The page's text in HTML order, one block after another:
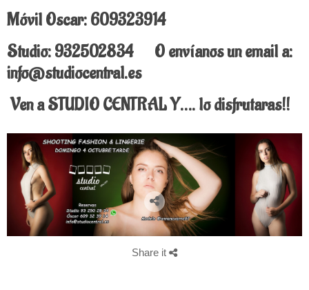
Móvil Oscar: 609323914
Studio: 932502834 O envíanos un email a:
info@studiocentral.es
Ven a STUDIO CENTRAL Y…. lo disfrutaras!!
Share it